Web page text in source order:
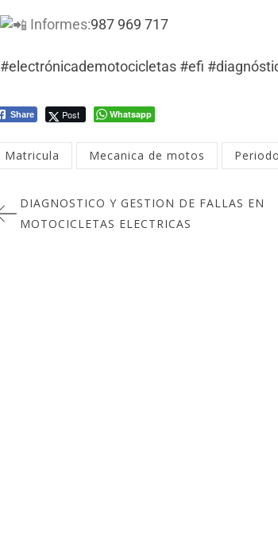
Informes:987 969 717
#electrónicademotocicletas #efi
Share Post Whatsapp
Matricula Mecanica de motos
DIAGNOSTICO Y GESTION DE FALLAS EN
MOTOCICLETAS ELECTRICAS